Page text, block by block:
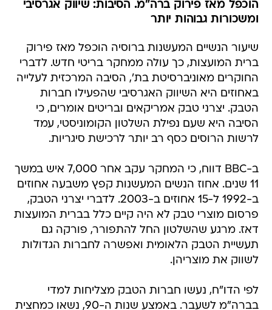
הוכפל מאז פירוק ברה"מ. הסיבות: שיווק אגרסיבי
ומשכורות גבוהות יותר
שיעור הנשיים המעשנות ברוסיה הוכפל מאז פירוק
ברית המועצות, כך עולה ממחקר בריטי חדש. לדברי
החוקרים מאוניברסיטת בת', הסיבה המרכזית לעלייה
באחוזים היא השיווק האגרסיבי שהפעילו חברות
הטבק. יצרני טבק אמריקאים ובריטים אומרים, כי
הסיבה היא שעם נפילת השלטון הקומוניסטי, עמד
לרשות הרוסים כסף רב יותר לרכישת סיגריות.
ב-BBC דווח, כי המחקר עקב אחר 7,000 איש במשך
11 שנים. אחוז הנשים המעשנות קפץ משבעה אחוזים
ב-1992 ל-15 אחוזים ב-2003. לדברי יצרני הטבק,
פרסום מוצרי טבק לא היה קיים כלל בברית המועצות
דאז. מרגע שהשלטון החל להתפורר, פורקה גם
תעשיית הטבק הלאומית ואפשרה לחברות הגדולות
לשווק את מוצריהן.
לפי הדו"ח, נעשו חברות הטבק מצליחות למדי
בברה"מ לשעבר. באמצע שנות ה-90, נשאו כמחצית